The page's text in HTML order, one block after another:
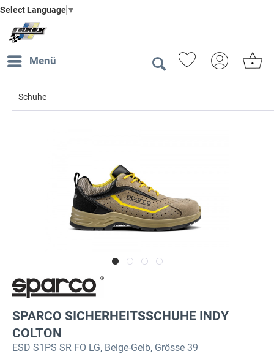
Select Language ▼
Menü
Schuhe
SPARCO SICHERHEITSSCHUHE INDY
COLTON
ESD S1PS SR FO LG, Beige-Gelb, Grösse 39